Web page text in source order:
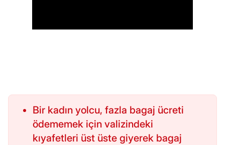
Bir kadın yolcu, fazla bagaj ücreti
ödememek için valizindeki
kıyafetleri üst üste giyerek bagaj